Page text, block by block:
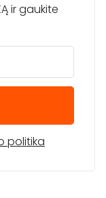
ir gaukite
politika